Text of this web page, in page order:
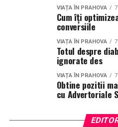
VIAȚA ÎN PRAHOVA
Cum îți
conversiile
VIAȚA ÎN PRAHOVA
Totul despre
ignorate des
VIAȚA ÎN PRAHOVA
Obtine pozitii
cu Advertoriale